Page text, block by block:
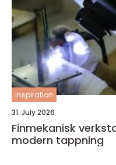
inspiration
31. July 2026
Finmekanisk verkstad
modern tappning